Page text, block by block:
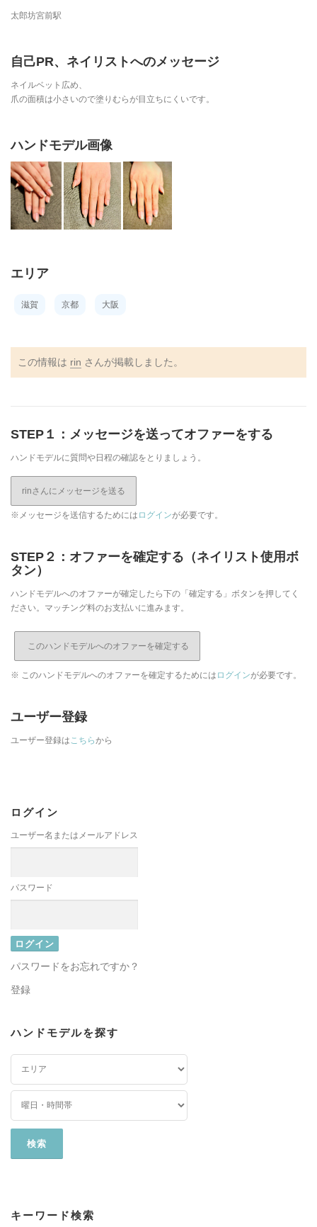
太郎坊宮前駅
自己PR、ネイリストへのメッセージ
ネイルベット広め、
爪の面積は小さいので塗りむらが目立ちにくいです。
ハンドモデル画像
エリア
滋賀 京都 大阪
この情報は rin さんが掲載しました。
STEP１：メッセージを送ってオファーをする
ハンドモデルに質問や日程の確認をとりましょう。
rinさんにメッセージを送る
※メッセージを送信するためには ログインが必要です。
STEP２：オファーを確定する（ネイリスト使用ボ
タン）
ハンドモデルへのオファーが確定したら下の「確定する」ボタンを押してく
ださい。マッチング料のお支払いに進みます。
※ このハンドモデルへのオファーを確定するためには ログインが必要です。
ユーザー登録
ユーザー登録はこちらから
ログイン
ユーザー名またはメールアドレス
パスワード
パスワードをお忘れですか？
登録
ハンドモデルを探す
キーワード検索